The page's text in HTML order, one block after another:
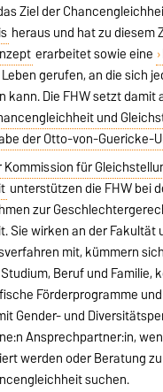
Ziel der
heraus und hat zu diesem
erarbeitet sowie eine
gerufen, an die sich
kann. Die FHW setzt damit
und
der Otto-von-Guericke-
Kommission für
unterstützen die FHW bei
zur
Sie wirken an der Fakultät
mit, kümmern
Beruf und Familie,
Förderprogramme
Gender- und
Ansprechpartner:in,
werden oder Beratung
suchen.